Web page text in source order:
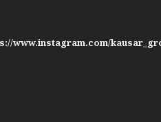
www.instagram.com/